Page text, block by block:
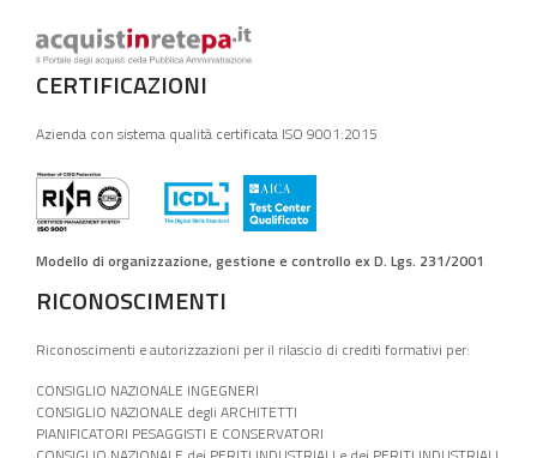
CERTIFICAZIONI
Azienda con sistema qualità certificata ISO 9001:2015
Modello di organizzazione, gestione e controllo ex D. Lgs. 231/2001
RICONOSCIMENTI
Riconoscimenti e autorizzazioni per il rilascio di crediti formativi per:
CONSIGLIO NAZIONALE INGEGNERI
CONSIGLIO NAZIONALE degli ARCHITETTI
PIANIFICATORI PESAGGISTI E CONSERVATORI